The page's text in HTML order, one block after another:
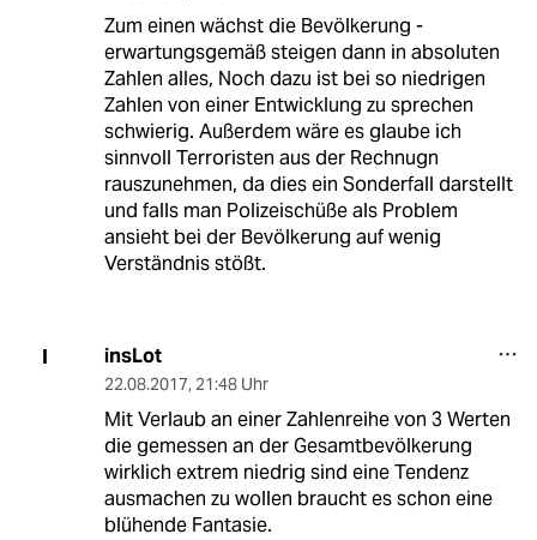
Zum einen wächst die Bevölkerung -
erwartungsgemäß steigen dann in absoluten
Zahlen alles, Noch dazu ist bei so niedrigen
Zahlen von einer Entwicklung zu sprechen
schwierig. Außerdem wäre es glaube ich
sinnvoll Terroristen aus der Rechnugn
rauszunehmen, da dies ein Sonderfall darstellt
und falls man Polizeischüße als Problem
ansieht bei der Bevölkerung auf wenig
Verständnis stößt.
I insLot
22.08.2017, 21:48 Uhr
Mit Verlaub an einer Zahlenreihe von 3 Werten
die gemessen an der Gesamtbevölkerung
wirklich extrem niedrig sind eine Tendenz
ausmachen zu wollen braucht es schon eine
blühende Fantasie.